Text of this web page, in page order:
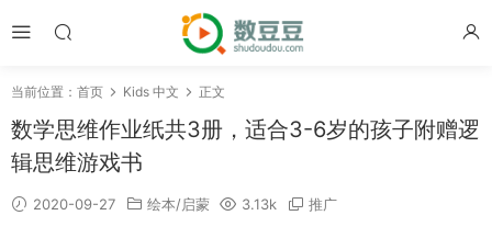
当前位置： 首页 Kids 中文 正文
数学思维作业纸共3册，适合3-6岁的孩子附赠逻
辑思维游戏书
2020-09-27 绘本/启蒙 3.13k 推广